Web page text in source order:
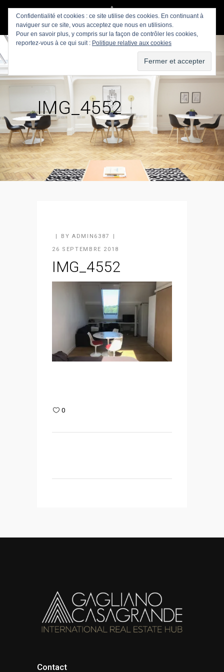
IMG_4552
BY ADMIN6387
26 SEPTEMBRE 2018
IMG_4552
0
Contact
Confidentialité et cookies : ce site utilise des cookies. En continuant à
naviguer sur ce site, vous acceptez que nous en utilisions.
Pour en savoir plus, y compris sur la façon de contrôler les cookies,
reportez-vous à ce qui suit : Politique relative aux cookies